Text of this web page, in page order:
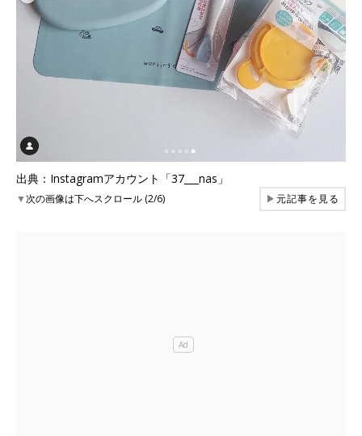
出典：Instagramアカウント「37___nas」
▼次の画像は下へスクロール (2/6) ▶元記事を見る